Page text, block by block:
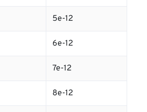
5e-12
6e-12
7e-12
8e-12